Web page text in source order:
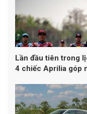
Lần đầu tiên trong
4 chiếc Aprilia góp